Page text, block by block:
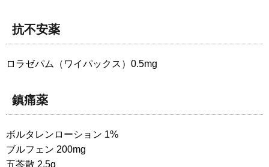
抗不安薬
ロラゼパム（ワイパックス）0.5mg
鎮痛薬
ボルタレンローション 1%
ブルフェン 200mg
五苓散 2.5g